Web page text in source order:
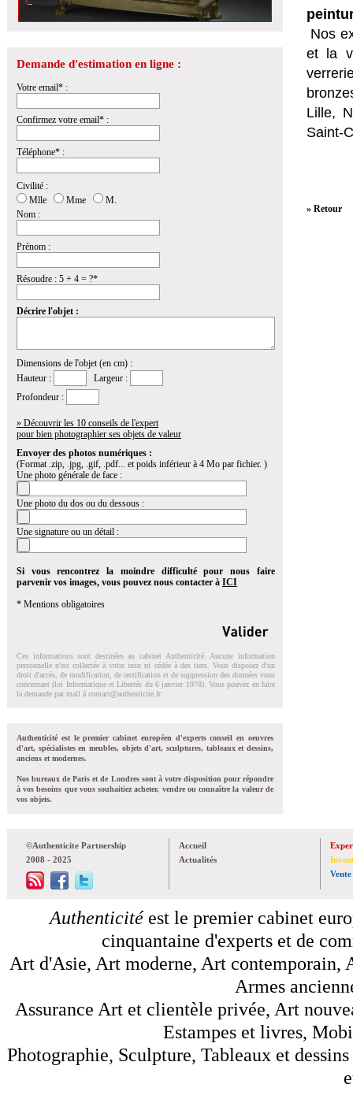
Demande d'estimation en ligne :
Votre email* :
Confirmez votre email* :
Téléphone* :
Civilité :
Mlle
Mme
M.
Nom :
Prénom :
Résoudre : 5 + 4 = ?*
Décrire l'objet :
Dimensions de l'objet (en cm) :
Hauteur :
Largeur :
Profondeur :
» Découvrir les 10 conseils de l'expert
pour bien photographier ses objets de valeur
Envoyer des photos numériques :
(Format .zip, .jpg, .gif, .pdf... et poids inférieur à 4 Mo par fichier. )
Une photo générale de face :
Une photo du dos ou du dessous :
Une signature ou un détail :
Si vous rencontrez la moindre difficulté pour nous faire
parvenir vos images, vous pouvez nous contacter à ICI
* Mentions obligatoires
Ces informations sont destinées au cabinet Authenticité. Aucune information
personnelle n'est collectée à votre insu ni cédée à des tiers. Vous disposez d'un
droit d'accés, de modification, de rectification et de suppression des données vous
concernant (loi Informatique et Libertés du 6 janvier 1978). Vous pouvez en faire
la demande par mail à contact@authenticite.fr.
Authenticité est le premier cabinet européen d'experts conseil en oeuvres
d'art, spécialistes en meubles, objets d'art, sculptures, tableaux et dessins,
anciens et modernes.
Nos bureaux de Paris et de Londres sont à votre disposition pour répondre
à vos besoins que vous souhaitiez acheter, vendre ou connaître la valeur de
vos objets.
Nos
et la
Lille,
Saint-
» Retour
©Authenticite Partnership
2008 - 2025
Accueil
Actualités
Vente
Authenticitéest le premier cabinet
cinquantaine d'experts et de
Art d'Asie, Art moderne, Art contemporain,
Armes
Assurance Art et clientèle privée, Art
Estampes et livres,
Photographie, Sculpture, Tableaux et